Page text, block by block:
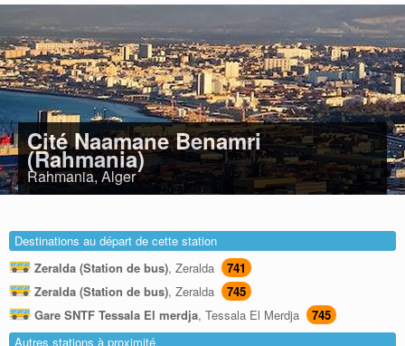
Cité Naamane Benamri
(Rahmania)
Rahmania, Alger
Destinations au départ de cette station
Zeralda (Station de bus), Zeralda
741
Zeralda (Station de bus), Zeralda
745
Gare SNTF Tessala El merdja, Tessala El Merdja
745
Autres stations à proximité